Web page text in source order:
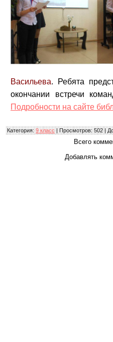
Васильева. Ребята
окончании встречи
Подробности на сайте
Категория: 9 класс | Просмотров: 502 |
Всего
Добавлять